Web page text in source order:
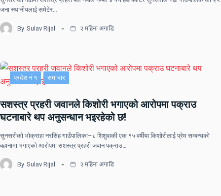
जना स्थानीयलाई समेटेर…
By Sulav Rijal २ महिना अगाडि
प्रदेश नं १ समाचार
सशस्त्र प्रहरी जवानले किशोरी भगाएको आरोपमा पक्राउ
घटनाबारे थप अनुसन्धान भइरहेको छ!
सुनसरीको भोक्राहा नरसिंह गाउँपालिका–८ शिशुवाकी एक १५ वर्षीया किशोरीलाई प्रेम सम्बन्धको
बहानामा भगाएको आरोपमा सशस्त्र प्रहरी जवान पक्राउ…
By Sulav Rijal २ महिना अगाडि